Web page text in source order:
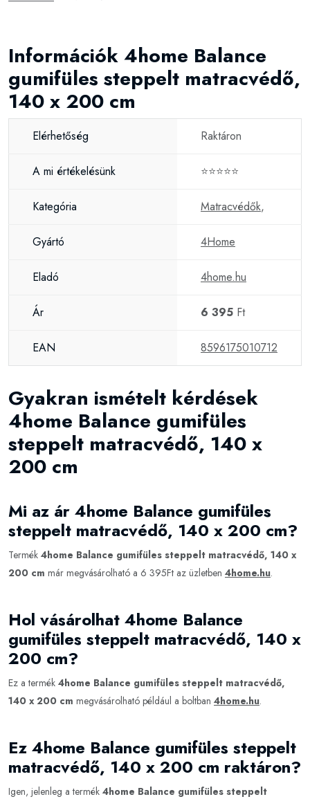
Információk 4home Balance
gumifüles steppelt matracvédő,
140 x 200 cm
Elérhetőség Raktáron
A mi értékelésünk ⭐⭐⭐⭐⭐
Kategória Matracvédők,
Gyártó 4Home
Eladó 4home.hu
Ár 6 395 Ft
EAN 8596175010712
Gyakran ismételt kérdések
4home Balance gumifüles
steppelt matracvédő, 140 x
200 cm
Mi az ár 4home Balance gumifüles
steppelt matracvédő, 140 x 200 cm?
Termék 4home Balance gumifüles steppelt matracvédő, 140 x
200 cm már megvásárolható a 6 395Ft az üzletben 4home.hu.
Hol vásárolhat 4home Balance
gumifüles steppelt matracvédő, 140 x
200 cm?
Ez a termék 4home Balance gumifüles steppelt matracvédő,
140 x 200 cm megvásárolható például a boltban 4home.hu.
Ez 4home Balance gumifüles steppelt
matracvédő, 140 x 200 cm raktáron?
Igen, jelenleg a termék 4home Balance gumifüles steppelt